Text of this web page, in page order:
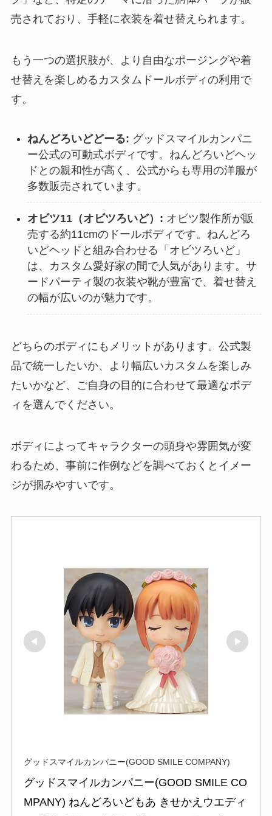
売されており、手軽に衣装を着せ替えられます。
もう一つの選択肢が、より自由なポージングや着
せ替えを楽しめるカスタムドールボディの利用で
す。
ねんどろいどどーる: グッドスマイルカンパニ
ー公式の可動式ボディです。ねんどろいどヘッ
ドとの親和性が高く、公式からも専用の洋服が
多数販売されています。
オビツ11（オビツろいど）: オビツ製作所が販
売する約11cmのドールボディです。ねんどろ
いどヘッドと組み合わせる「オビツろいど」
は、カスタム愛好家の間で人気があります。サ
ードパーティ製の衣装や靴が豊富で、着せ替え
の幅が広いのが魅力です。
どちらのボディにもメリットがあります。公式製
品で統一したいか、より幅広いカスタムを楽しみ
たいかなど、ご自身の目的に合わせて最適なボデ
ィを選んでください。
ボディによってキャラクターの頭身や雰囲気が変
わるため、事前に作例などを調べておくとイメー
ジが掴みやすいです。
グッドスマイルカンパニー(GOOD SMILE COMPANY)
グッドスマイルカンパニー(GOOD SMILE CO
MPANY) ねんどろいどもあ きせかえウエディ